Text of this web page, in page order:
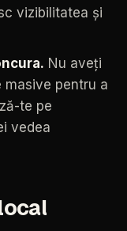
vizibilitatea și
Nu aveți
masive pentru a
te pe
vedea